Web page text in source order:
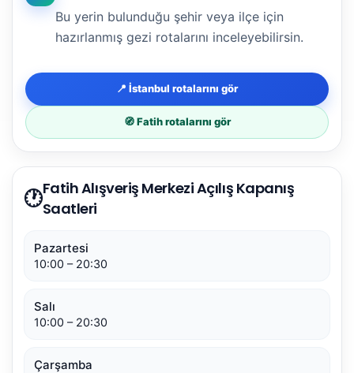
Bu yerin bulunduğu şehir veya ilçe için
hazırlanmış gezi rotalarını inceleyebilirsin.
📍 İstanbul rotalarını gör
🧭 Fatih rotalarını gör
🕐Fatih Alışveriş Merkezi Açılış Kapanış
Saatleri
Pazartesi
10:00 – 20:30
Salı
10:00 – 20:30
Çarşamba